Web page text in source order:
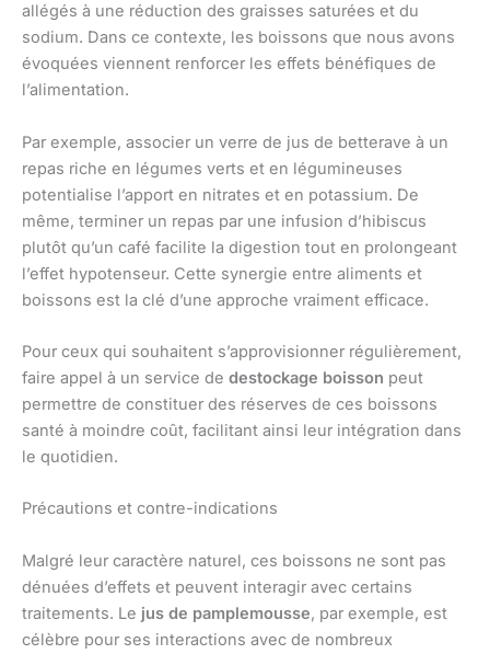
allégés à une réduction des graisses saturées et du
sodium. Dans ce contexte, les boissons que nous avons
évoquées viennent renforcer les effets bénéfiques de
l’alimentation.
Par exemple, associer un verre de jus de betterave à un
repas riche en légumes verts et en légumineuses
potentialise l’apport en nitrates et en potassium. De
même, terminer un repas par une infusion d’hibiscus
plutôt qu’un café facilite la digestion tout en prolongeant
l’effet hypotenseur. Cette synergie entre aliments et
boissons est la clé d’une approche vraiment efficace.
Pour ceux qui souhaitent s’approvisionner régulièrement,
faire appel à un service de destockage boisson peut
permettre de constituer des réserves de ces boissons
santé à moindre coût, facilitant ainsi leur intégration dans
le quotidien.
Précautions et contre-indications
Malgré leur caractère naturel, ces boissons ne sont pas
dénuées d’effets et peuvent interagir avec certains
traitements. Le jus de pamplemousse, par exemple, est
célèbre pour ses interactions avec de nombreux